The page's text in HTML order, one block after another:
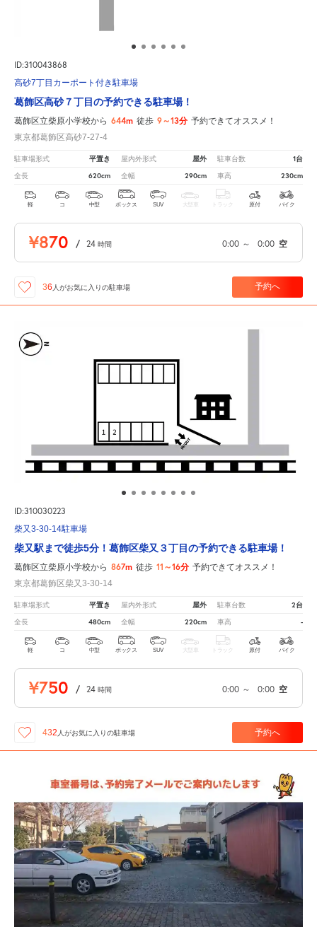
ID:310043868
高砂7丁目カーポート付き駐車場
葛飾区高砂７丁目の予約できる駐車場！
葛飾区立柴原小学校から 644m 徒歩 9～13分 予約できてオススメ！
東京都葛飾区高砂7-27-4
駐車場形式 平置き 屋内外形式 屋外 駐車台数 1台
全長 620cm 全幅 290cm 車高 230cm
軽 コ 中型 ボックス SUV 大型車 トラック 原付 バイク
¥870 / 24 時間 0:00 ～ 0:00 空
36 人がお気に入りの駐車場 予約へ
ID:310030223
柴又3-30-14駐車場
柴又駅まで徒歩5分！葛飾区柴又３丁目の予約できる駐車場！
葛飾区立柴原小学校から 867m 徒歩 11～16分 予約できてオススメ！
東京都葛飾区柴又3-30-14
駐車場形式 平置き 屋内外形式 屋外 駐車台数 2台
全長 480cm 全幅 220cm 車高 -
軽 コ 中型 ボックス SUV 大型車 トラック 原付 バイク
¥750 / 24 時間 0:00 ～ 0:00 空
432 人がお気に入りの駐車場 予約へ